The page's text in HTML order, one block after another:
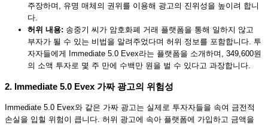
주장하며, 유명 매체의 권위를 이용해 광고의 진위성을 높이려 합니
다.
허위 내용: 송중기 씨가 암호화폐 거래 플랫폼을 통해 일하지 않고
부자가 될 수 있는 비법을 알려주었다며 허위 정보를 포함합니다. 투
자자들에게 Immediate 5.0 Evex라는 플랫폼을 소개하며, 349,600원
의 소액 투자로 몇 주 만에 수백만 원을 벌 수 있다고 과장합니다.
2. Immediate 5.0 Evex 가짜 광고의 위험성
Immediate 5.0 Evex와 같은 가짜 광고는 실제로 투자자들을 속여 금전적
손실을 입힐 위험이 큽니다. 허위 광고에 속아 플랫폼에 가입하고 금액을